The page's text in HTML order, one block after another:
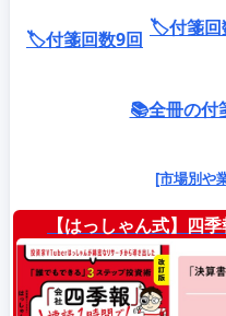
🏷️付箋回数9回 🏷️付箋回
📚全冊の付
[市場別や
【はっしゃん式】四